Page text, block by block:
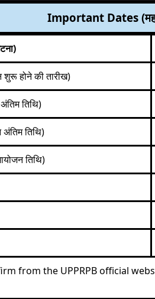
Important Dates
होने की तारीख)
तिथि)
तिथि)
तिथि)
from the UPPRPB official